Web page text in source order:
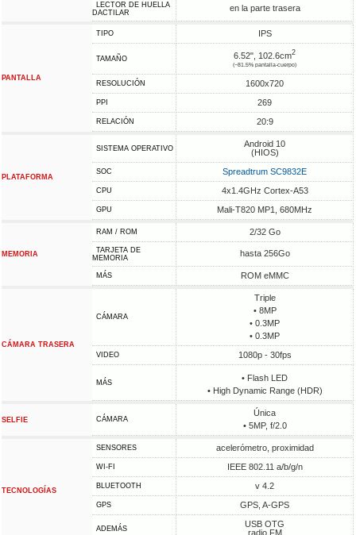
LECTOR DE HUELLA
DACTILAR
en la parte trasera
PANTALLA
TIPO IPS
TAMAÑO 6.52", 102.6cm2
(~81.5% pantalla-cuerpo)
RESOLUCIÓN 1600x720
PPI 269
RELACIÓN 20:9
PLATAFORMA
SISTEMA OPERATIVO
Android 10
(HIOS)
SOC Spreadtrum SC9832E
CPU 4x1.4GHz Cortex-A53
GPU Mali-T820 MP1, 680MHz
MEMORIA
RAM / ROM 2/32 Go
TARJETA DE
MEMORIA
hasta 256Go
MÁS ROM eMMC
CÁMARA TRASERA
CÁMARA
Triple
• 8MP
• 0.3MP
• 0.3MP
VIDEO 1080p - 30fps
MÁS
• Flash LED
• High Dynamic Range (HDR)
SELFIE CÁMARA
Única
• 5MP, f/2.0
TECNOLOGÍAS
SENSORES acelerómetro, proximidad
WI-FI IEEE 802.11 a/b/g/n
BLUETOOTH v 4.2
GPS GPS, A-GPS
ADEMÁS
USB OTG
radio FM